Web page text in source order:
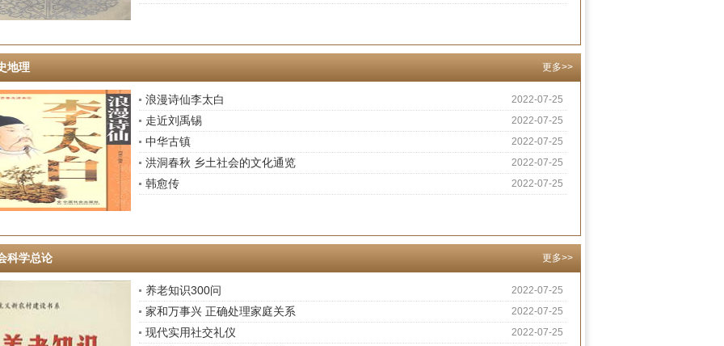
地理 更多>>
浪漫诗仙李太白 2022-07-25
走近刘禹锡 2022-07-25
中华古镇 2022-07-25
洪洞春秋 乡土社会的文化通览 2022-07-25
韩愈传 2022-07-25
科学总论 更多>>
养老知识300问 2022-07-25
家和万事兴 正确处理家庭关系 2022-07-25
现代实用社交礼仪 2022-07-25